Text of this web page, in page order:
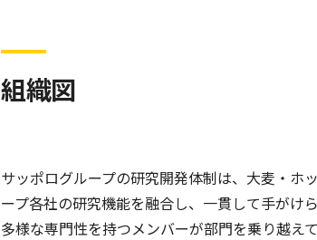
組織図
サッポログループの研究開発体制は、大麦・ホ
ープ各社の研究機能を融合し、一貫して手がけ
多様な専門性を持つメンバーが部門を乗り越え